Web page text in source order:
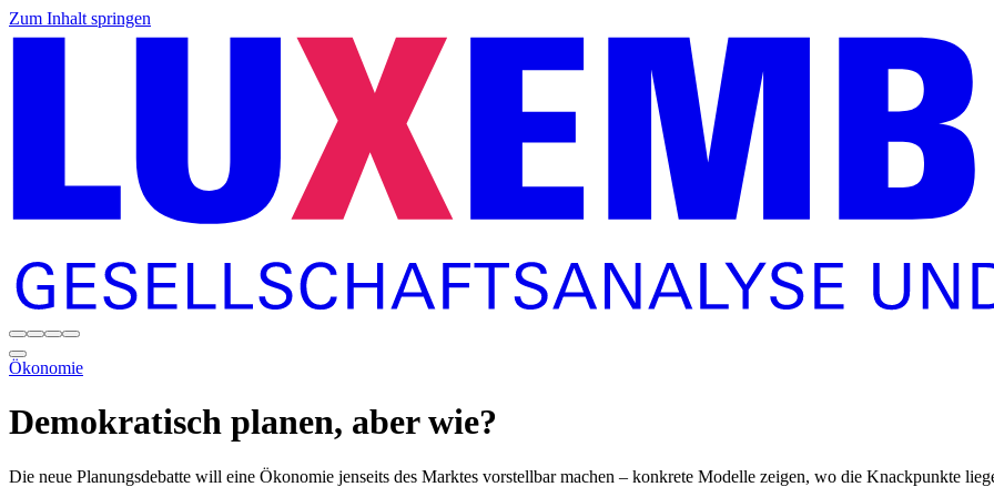
Zum Inhalt springen
Ökonomie
Demokratisch planen, aber wie?
Die neue Planungsdebatte will eine Ökonomie jenseits des Marktes vorstellbar machen – konkrete Modelle zeigen, wo die Knackpunkte